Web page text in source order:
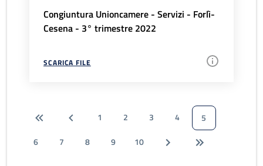
Congiuntura Unioncamere - Servizi - Forlì-
Cesena - 3° trimestre 2022
SCARICA FILE
1 2 3 4
5
6
7 8 9 10